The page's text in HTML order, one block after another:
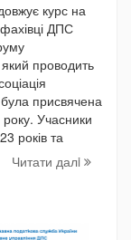
курс на
фахівці ДПС
проводить
присвячена
Учасники
років та
Читати далi